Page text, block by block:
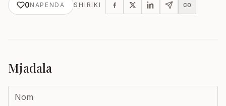
0NAPENDA SHIRIKI
Mjadala